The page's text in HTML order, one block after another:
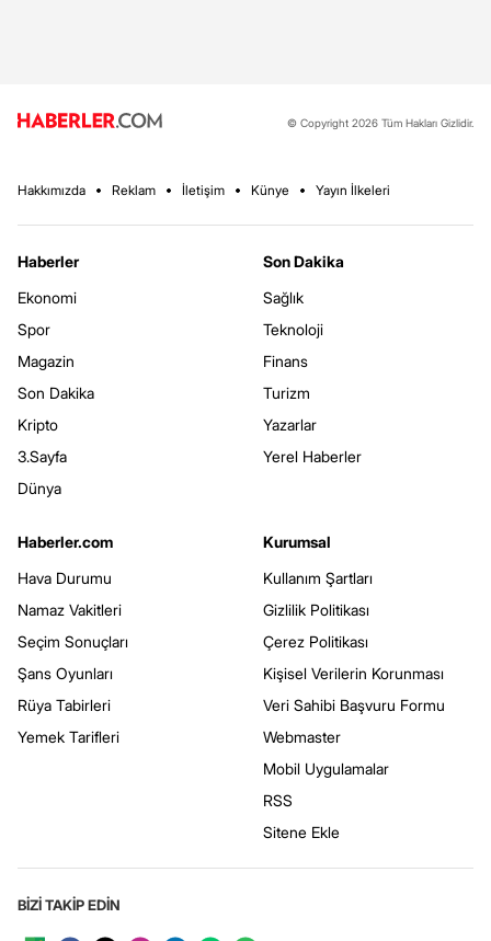
© Copyright 2026 Tüm Hakları Gizlidir.
Hakkımızda Reklam İletişim Künye Yayın İlkeleri
Haberler
Ekonomi
Spor
Magazin
Son Dakika
Kripto
3.Sayfa
Dünya
Son Dakika
Sağlık
Teknoloji
Finans
Turizm
Yazarlar
Yerel Haberler
Haberler.com
Hava Durumu
Namaz Vakitleri
Seçim Sonuçları
Şans Oyunları
Rüya Tabirleri
Yemek Tarifleri
Kurumsal
Kullanım Şartları
Gizlilik Politikası
Çerez Politikası
Kişisel Verilerin Korunması
Veri Sahibi Başvuru Formu
Webmaster
Mobil Uygulamalar
RSS
Sitene Ekle
BİZİ TAKİP EDİN